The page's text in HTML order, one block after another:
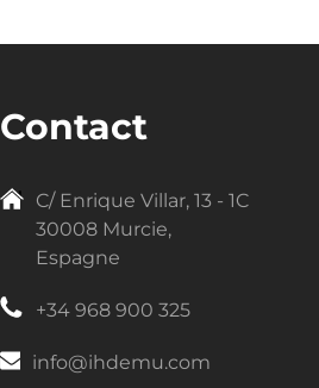
Contact
C/ Enrique Villar, 13 - 1C
30008 Murcie,
Espagne
+34 968 900 325
info@ihdemu.com